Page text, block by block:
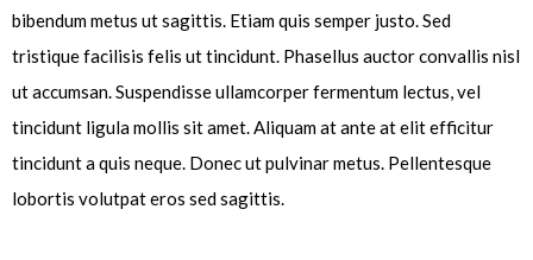
bibendum metus ut sagittis. Etiam quis semper justo. Sed
tristique facilisis felis ut tincidunt. Phasellus auctor convallis nisl
ut accumsan. Suspendisse ullamcorper fermentum lectus, vel
tincidunt ligula mollis sit amet. Aliquam at ante at elit efficitur
tincidunt a quis neque. Donec ut pulvinar metus. Pellentesque
lobortis volutpat eros sed sagittis.